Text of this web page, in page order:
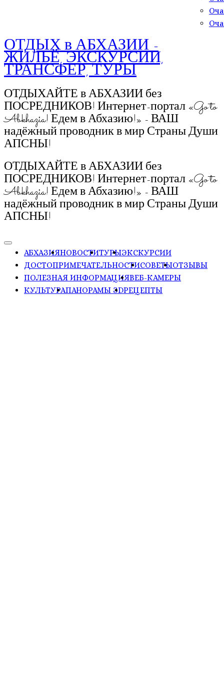
ОТДЫХ в АБХАЗИИ -
ЖИЛЬЁ, ЭКСКУРСИИ,
ТРАНСФЕР, ТУРЫ
ОТДЫХАЙТЕ в АБХАЗИИ без
ПОСРЕДНИКОВ! Интернет-портал «Go to
Abkhazia! Едем в Абхазию!» - ВАШ
надёжный проводник в мир Страны Души
АПСНЫ!
ОТДЫХАЙТЕ в АБХАЗИИ без
ПОСРЕДНИКОВ! Интернет-портал «Go to
Abkhazia! Едем в Абхазию!» - ВАШ
надёжный проводник в мир Страны Души
АПСНЫ!
АБХАЗИЯНОВОСТИТУРЫЭКСКУРСИИ
ДОСТОПРИМЕЧАТЕЛЬНОСТИСОВЕТЫОТЗЫВЫ
ПОЛЕЗНАЯ ИНФОРМАЦИЯВЕБ-КАМЕРЫ
КУЛЬТУРАПАНОРАМЫ ЗDРЕЦЕПТЫ